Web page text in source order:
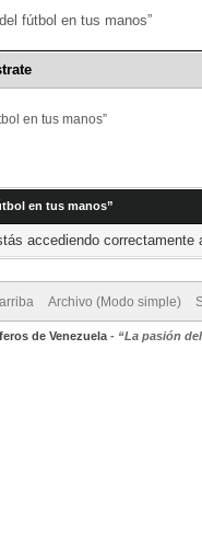
en tus manos”
en tus manos”
accediendo
Archivo (Modo simple)
de Venezuela - “La pasión